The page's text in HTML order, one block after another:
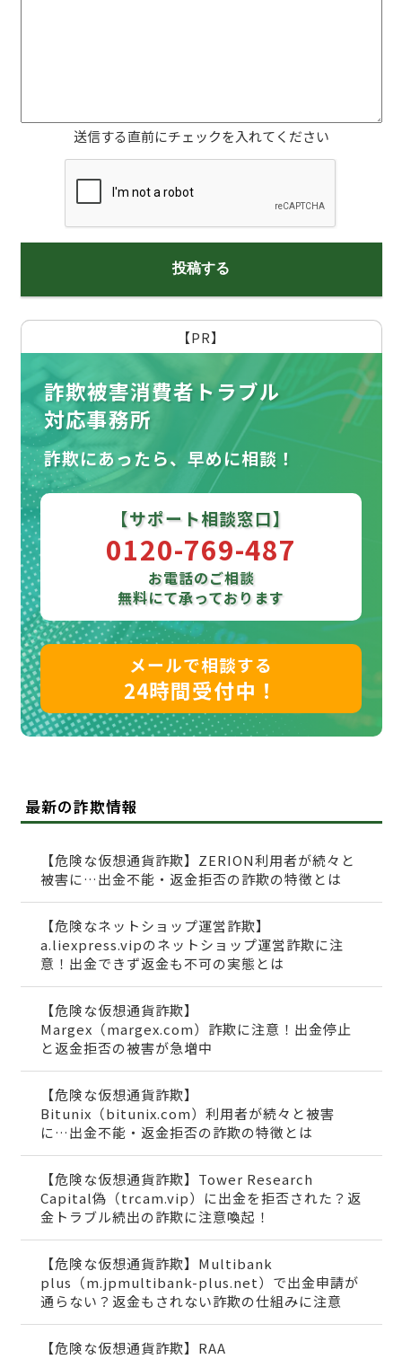
送信する直前にチェックを入れてください
【PR】
詐欺被害消費者トラブル
対応事務所
詐欺にあったら、早めに相談！
【サポート相談窓口】
0120-769-487
お電話のご相談
無料にて承っております
メールで相談する
24時間受付中！
最新の詐欺情報
【危険な仮想通貨詐欺】ZERION利用者が続々と
被害に…出金不能・返金拒否の詐欺の特徴とは
【危険なネットショップ運営詐欺】
a.liexpress.vipのネットショップ運営詐欺に注
意！出金できず返金も不可の実態とは
【危険な仮想通貨詐欺】
Margex（margex.com）詐欺に注意！出金停止
と返金拒否の被害が急増中
【危険な仮想通貨詐欺】
Bitunix（bitunix.com）利用者が続々と被害
に…出金不能・返金拒否の詐欺の特徴とは
【危険な仮想通貨詐欺】Tower Research
Capital偽（trcam.vip）に出金を拒否された？返
金トラブル続出の詐欺に注意喚起！
【危険な仮想通貨詐欺】Multibank
plus（m.jpmultibank-plus.net）で出金申請が
通らない？返金もされない詐欺の仕組みに注意
【危険な仮想通貨詐欺】RAA